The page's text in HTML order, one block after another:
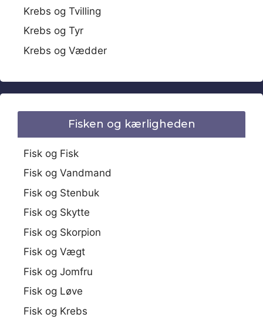
Krebs og Tvilling
Krebs og Tyr
Krebs og Vædder
Fisken og kærligheden
Fisk og Fisk
Fisk og Vandmand
Fisk og Stenbuk
Fisk og Skytte
Fisk og Skorpion
Fisk og Vægt
Fisk og Jomfru
Fisk og Løve
Fisk og Krebs